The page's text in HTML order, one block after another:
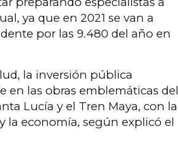
ya que en 2021 se van a
por las 9.480 del año en
la inversión pública
en las obras emblemáticas del
Lucía y el Tren Maya, con la
la economía, según explicó el